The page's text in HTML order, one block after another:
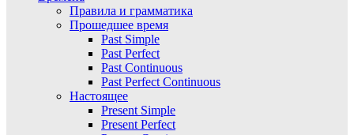
Правила и грамматика
Прошедшее время
Past Simple
Past Perfect
Past Continuous
Past Perfect Continuous
Настоящее
Present Simple
Present Perfect